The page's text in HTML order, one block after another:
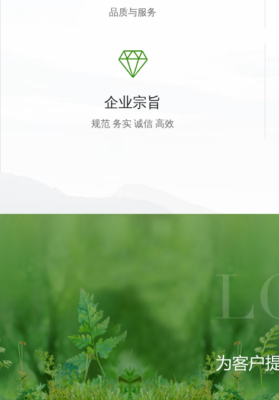
品质与服务
企业宗旨
规范 务实 诚信 高效